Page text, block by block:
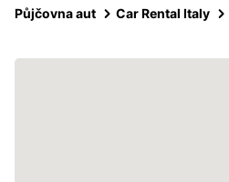
Půjčovna aut Car Rental Italy